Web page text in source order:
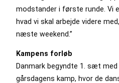
modstander i første runde. Vi
hvad vi skal arbejde videre
næste weekend.”
Kampens forløb
Danmark begyndte 1. sæt
gårsdagens kamp, hvor de